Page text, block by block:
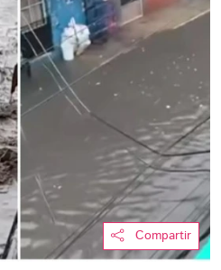
Compartir